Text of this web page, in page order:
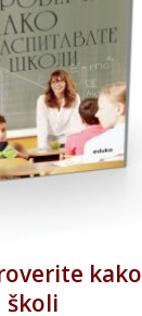
kako
školi